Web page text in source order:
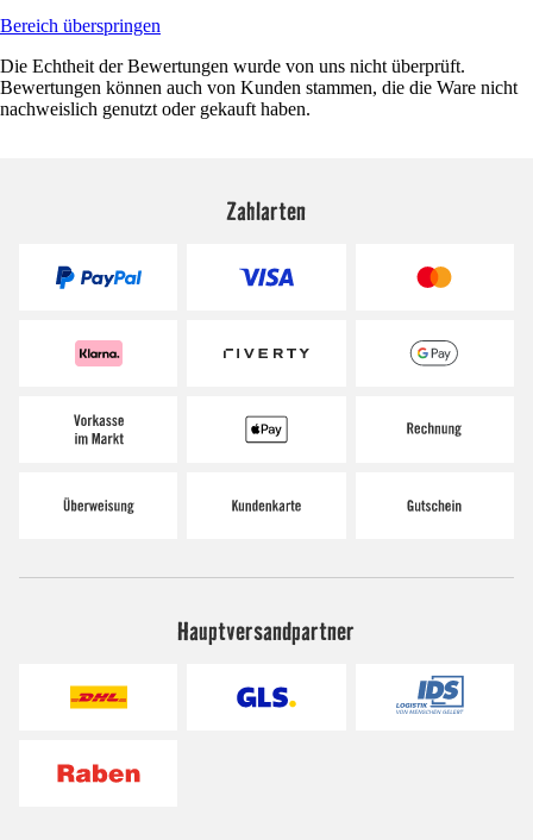
Bereich überspringen
Die Echtheit der Bewertungen wurde von uns nicht überprüft.
Bewertungen können auch von Kunden stammen, die die Ware nicht
nachweislich genutzt oder gekauft haben.
Zahlarten
Hauptversandpartner